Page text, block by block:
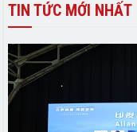
TIN TỨC MỚI NHẤT